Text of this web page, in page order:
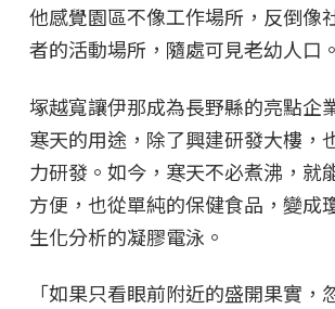
他感覺園區不像工作場所，反倒像
者的活動場所，隨處可見老幼人口。
塚越寬讓伊那成為長野縣的亮點企
寒天的用途，除了興建研發大樓，
力研發。如今，寒天不必煮沸，就
方便，也從單純的保健食品，變成
生化分析的凝膠電泳。
「如果只看眼前附近的盛開果實，